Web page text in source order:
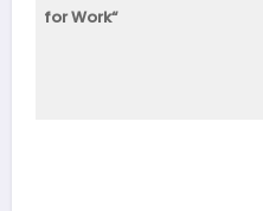
for Work“